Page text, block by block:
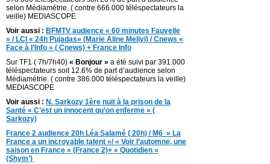
selon Médiamétrie. ( contre 666.000 téléspectateurs la
veille) MEDIASCOPE
Voir aussi : BFMTV audience « 60 minutes Fauvelle
» / LCI « 24h Pujadas» (Marie Aline Meliyi) / Cnews «
Face à l’Info » ( Cnews) + France Info
Sur TF1 ( 7h/7h40) « Bonjour » a été suivi par 391.000
téléspectateurs soit 12.6% de part d’audience selon
Médiamétrie. ( contre 386.000 téléspectateurs la veille)
MEDIASCOPE
Voir aussi : N. Sarkozy 1ère nuit à la prison de la
Santé « C’est un innocent qu’on enferme » (
Sarkozy)
France 2 audience 20h Léa Salamé ( 20h) / M6 » La
France a un incroyable talent »/ « Voir l’automne, une
saison en France » (France 2)+ « Quotidien »
(Shym’)